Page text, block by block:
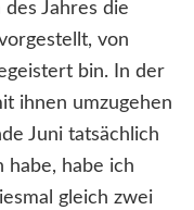
Jahres die
von
bin. In der
ihnen umzugehen
Juni tatsächlich
habe, habe ich
gleich zwei